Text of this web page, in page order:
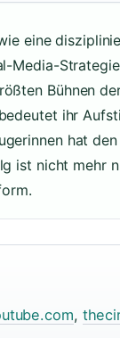
eine
Media-
Bühnen
ihr
hat
ist nicht mehr
,